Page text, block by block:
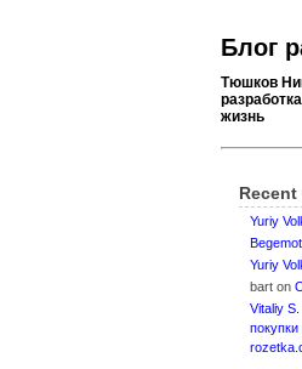
Блог
Тюшков
жизнь
Recent
Yuriy
Begemot
Yuriy
bart on
Vitaliy
покупки